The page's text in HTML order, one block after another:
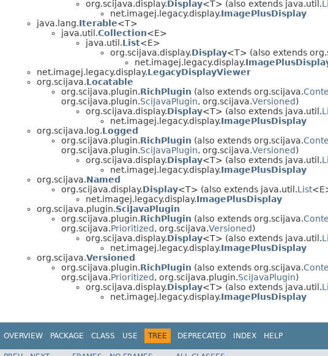
org.scijava.display.Display<T> (also extends java.util.
net.imagej.legacy.display.ImagePlusDisplay
java.lang.Iterable<T>
java.util.Collection<E>
java.util.List<E>
org.scijava.display.Display<T> (also extends
net.imagej.legacy.display.
net.imagej.legacy.display.LegacyDisplayViewer
org.scijava.Locatable
org.scijava.plugin.RichPlugin (also extends org.scijava.
org.scijava.plugin.SciJavaPlugin, org.scijava.Versioned)
org.scijava.display.Display<T> (also extends java.util.
net.imagej.legacy.display.ImagePlusDisplay
org.scijava.log.Logged
org.scijava.plugin.RichPlugin (also extends org.scijava.
org.scijava.plugin.SciJavaPlugin, org.scijava.Versioned)
org.scijava.display.Display<T> (also extends java.util.
net.imagej.legacy.display.ImagePlusDisplay
org.scijava.Named
org.scijava.display.Display<T> (also extends java.util.List
net.imagej.legacy.display.ImagePlusDisplay
org.scijava.plugin.SciJavaPlugin
org.scijava.plugin.RichPlugin (also extends org.scijava.
org.scijava.Prioritized, org.scijava.Versioned)
org.scijava.display.Display<T> (also extends java.util.
net.imagej.legacy.display.ImagePlusDisplay
org.scijava.Versioned
org.scijava.plugin.RichPlugin (also extends org.scijava.
org.scijava.Prioritized, org.scijava.plugin.SciJavaPlugin)
org.scijava.display.Display<T> (also extends java.util.
net.imagej.legacy.display.ImagePlusDisplay
OVERVIEW PACKAGE CLASS USE TREE DEPRECATED INDEX HELP